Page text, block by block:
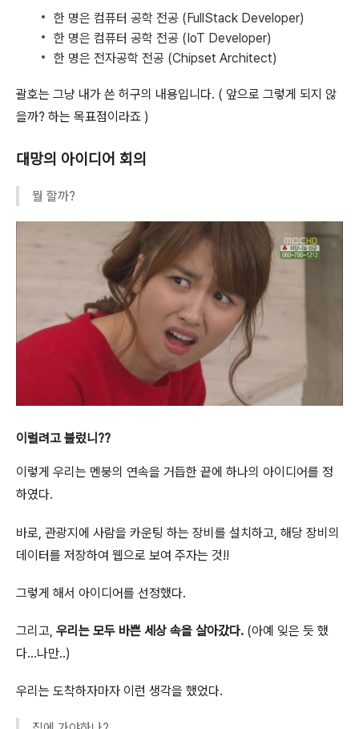
한 명은 컴퓨터 공학 전공 (FullStack Developer)
한 명은 컴퓨터 공학 전공 (IoT Developer)
한 명은 전자공학 전공 (Chipset Architect)
괄호는 그냥 내가 쓴 허구의 내용입니다. ( 앞으로 그렇게 되지 않
을까? 하는 목표점이라죠 )
대망의 아이디어 회의
뭘 할까?
이럴려고 불렀니??
이렇게 우리는 멘붕의 연속을 거듭한 끝에 하나의 아이디어를 정
하였다.
바로, 관광지에 사람을 카운팅 하는 장비를 설치하고, 해당 장비의
데이터를 저장하여 웹으로 보여 주자는 것!!
그렇게 해서 아이디어를 선정했다.
그리고, 우리는 모두 바쁜 세상 속을 살아갔다. (아예 잊은 듯 했
다…나만..)
우리는 도착하자마자 이런 생각을 했었다.